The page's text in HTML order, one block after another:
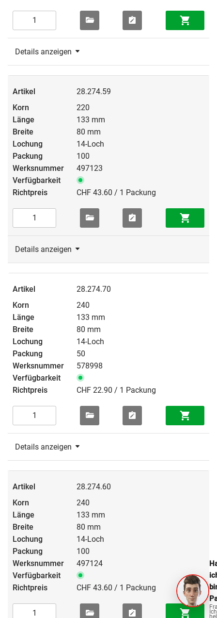
Details anzeigen
28.274.59
220
133 mm
80 mm
14-Loch
100
497123
CHF 43.60 / 1 Packung
Details anzeigen
28.274.70
240
133 mm
80 mm
14-Loch
50
578998
CHF 22.90 / 1 Packung
Details anzeigen
28.274.60
240
133 mm
80 mm
14-Loch
100
497124
CHF 43.60 / 1 Packung
Ich